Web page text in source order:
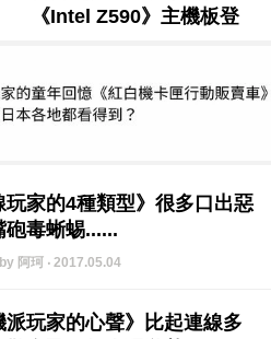
by 阿珂 ‧ 2017.05.04